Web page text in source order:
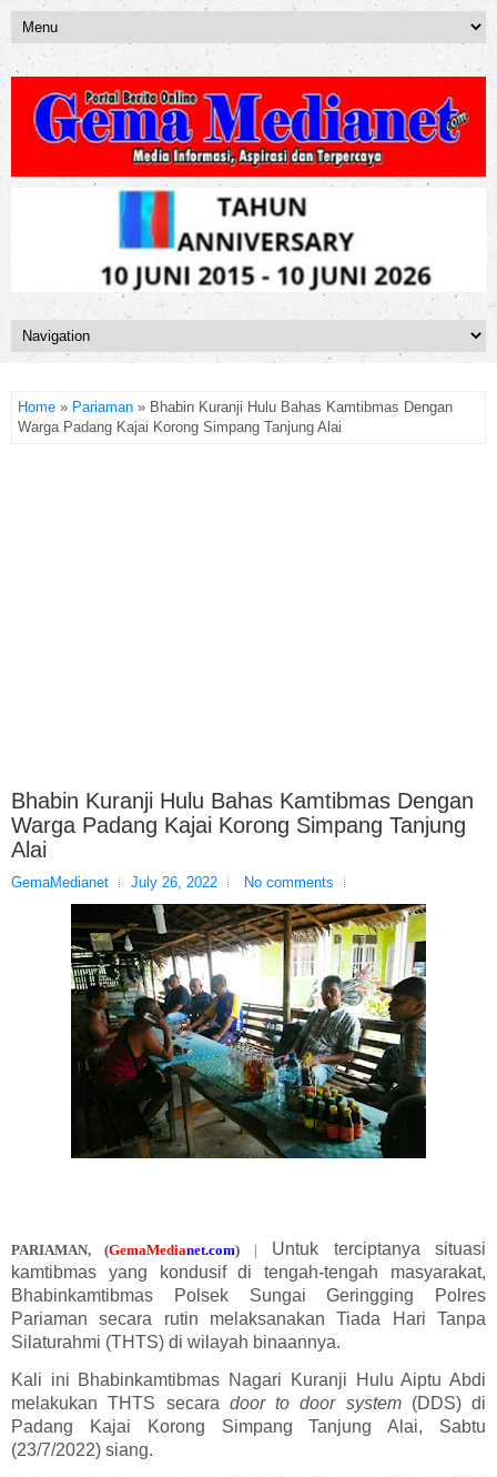
Home » Pariaman » Bhabin Kuranji Hulu Bahas Kamtibmas Dengan
Warga Padang Kajai Korong Simpang Tanjung Alai
Bhabin Kuranji Hulu Bahas Kamtibmas Dengan
Warga Padang Kajai Korong Simpang Tanjung
Alai
GemaMedianet July 26, 2022 No comments
PARIAMAN, (GemaMedianet.com) |
Untuk terciptanya situasi
kamtibmas yang kondusif di tengah-tengah masyarakat,
Bhabinkamtibmas Polsek Sungai Geringging Polres
Pariaman secara rutin melaksanakan Tiada Hari Tanpa
Silaturahmi (THTS) di wilayah binaannya.
Kali ini Bhabinkamtibmas Nagari Kuranji Hulu Aiptu Abdi
melakukan THTS secara door to door system(DDS) di
Padang Kajai Korong Simpang Tanjung Alai, Sabtu
(23/7/2022) siang.